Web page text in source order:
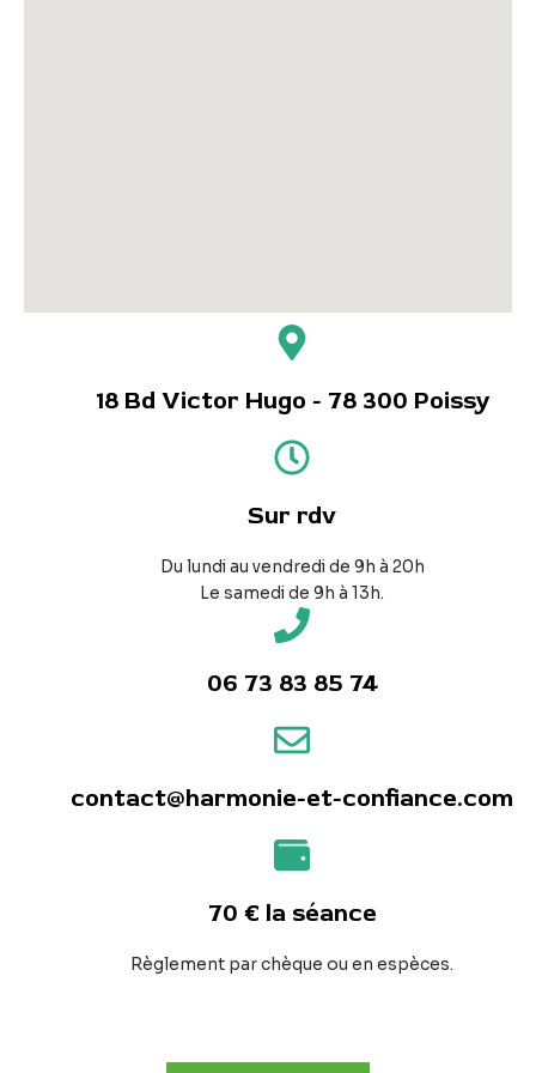
18 Bd Victor Hugo - 78 300 Poissy
Sur rdv
Du lundi au vendredi de 9h à 20h
Le samedi de 9h à 13h.
06 73 83 85 74
contact@harmonie-et-confiance.com
70 € la séance
Règlement par chèque ou en espèces.